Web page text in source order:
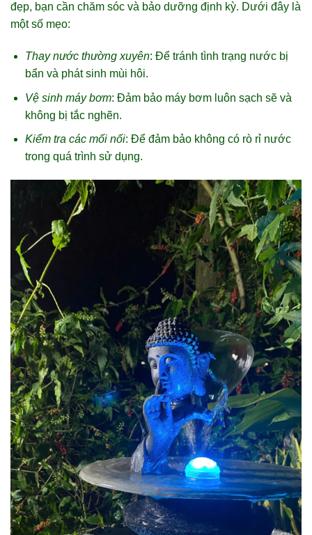
đẹp, bạn cần chăm sóc và bảo dưỡng định kỳ. Dưới đây là
một số mẹo:
Thay nước thường xuyên: Để tránh tình trạng nước bị
bẩn và phát sinh mùi hôi.
Vệ sinh máy bơm: Đảm bảo máy bơm luôn sạch sẽ và
không bị tắc nghẽn.
Kiểm tra các mối nối: Để đảm bảo không có rò rỉ nước
trong quá trình sử dụng.